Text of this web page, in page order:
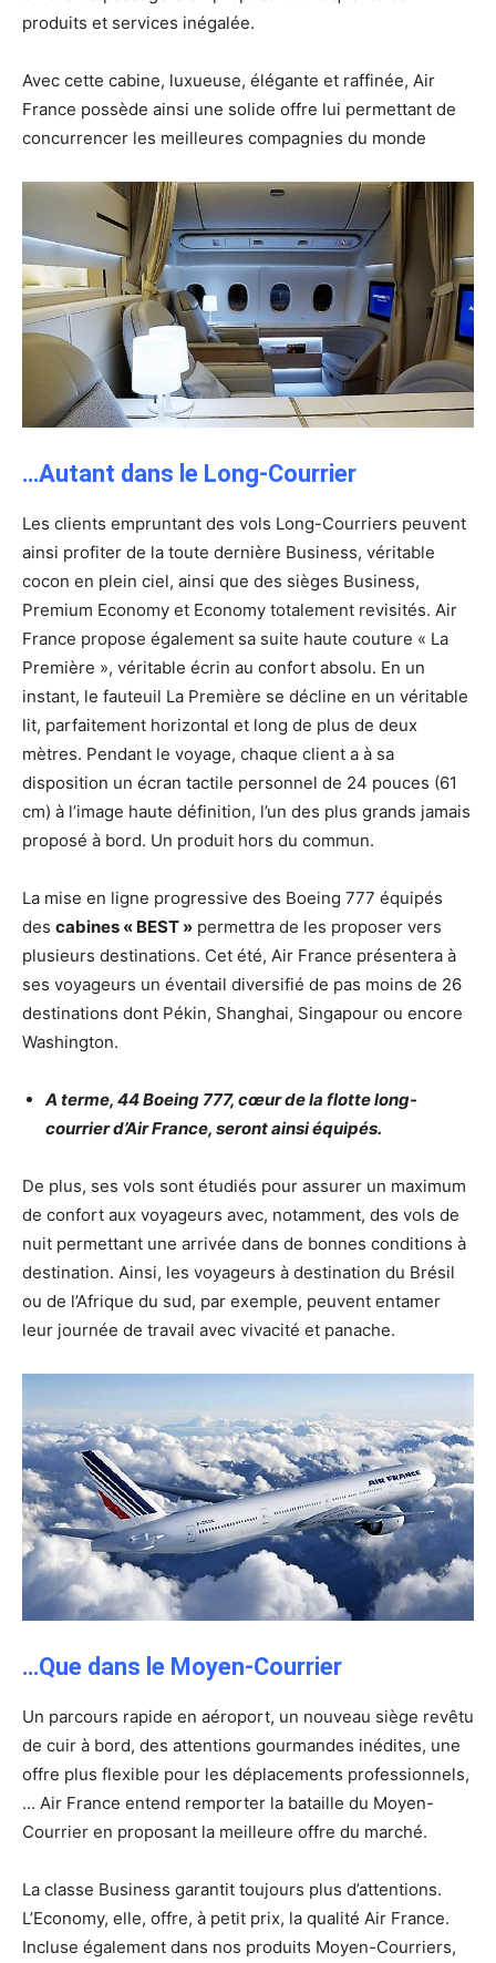
produits et services inégalée.
Avec cette cabine, luxueuse, élégante et raffinée, Air
France possède ainsi une solide offre lui permettant de
concurrencer les meilleures compagnies du monde
…Autant dans le Long-Courrier
Les clients empruntant des vols Long-Courriers peuvent
ainsi profiter de la toute dernière Business, véritable
cocon en plein ciel, ainsi que des sièges Business,
Premium Economy et Economy totalement revisités. Air
France propose également sa suite haute couture « La
Première », véritable écrin au confort absolu. En un
instant, le fauteuil La Première se décline en un véritable
lit, parfaitement horizontal et long de plus de deux
mètres. Pendant le voyage, chaque client a à sa
disposition un écran tactile personnel de 24 pouces (61
cm) à l’image haute définition, l’un des plus grands jamais
proposé à bord. Un produit hors du commun.
La mise en ligne progressive des Boeing 777 équipés
des cabines « BEST » permettra de les proposer vers
plusieurs destinations. Cet été, Air France présentera à
ses voyageurs un éventail diversifié de pas moins de 26
destinations dont Pékin, Shanghai, Singapour ou encore
Washington.
A terme, 44 Boeing 777, cœur de la flotte long-
courrier d’Air France, seront ainsi équipés.
De plus, ses vols sont étudiés pour assurer un maximum
de confort aux voyageurs avec, notamment, des vols de
nuit permettant une arrivée dans de bonnes conditions à
destination. Ainsi, les voyageurs à destination du Brésil
ou de l’Afrique du sud, par exemple, peuvent entamer
leur journée de travail avec vivacité et panache.
…Que dans le Moyen-Courrier
Un parcours rapide en aéroport, un nouveau siège revêtu
de cuir à bord, des attentions gourmandes inédites, une
offre plus flexible pour les déplacements professionnels,
… Air France entend remporter la bataille du Moyen-
Courrier en proposant la meilleure offre du marché.
La classe Business garantit toujours plus d’attentions.
L’Economy, elle, offre, à petit prix, la qualité Air France.
Incluse également dans nos produits Moyen-Courriers,